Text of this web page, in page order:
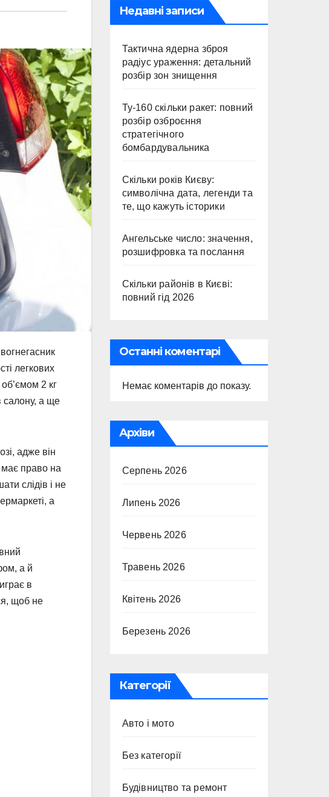
легкових
2 кг
салону, а ще
адже він
має право на
слідів і не
а
а й
в
щоб не
Недавні записи
Тактична ядерна зброя
радіус ураження: детальний
розбір зон знищення
Ту-160 скільки ракет: повний
розбір озброєння
стратегічного
бомбардувальника
Скільки років Києву:
символічна дата, легенди та
те, що кажуть історики
Ангельське число: значення,
розшифровка та послання
Скільки районів в Києві:
повний гід 2026
Останні коментарі
Немає коментарів до показу.
Архіви
Серпень 2026
Липень 2026
Червень 2026
Травень 2026
Квітень 2026
Березень 2026
Категорії
Авто і мото
Без категорії
Будівництво та ремонт